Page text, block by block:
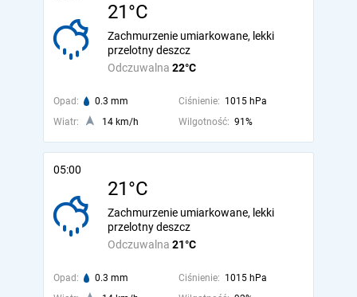
21°C
Odczuwalna 22°C
Zachmurzenie umiarkowane, lekki
przelotny deszcz
Opad: 0.3 mm Ciśnienie: 1015 hPa
Wiatr:
14 km/h Wilgotność: 91%
05:00
21°C
Odczuwalna 21°C
Zachmurzenie umiarkowane, lekki
przelotny deszcz
Opad: 0.3 mm Ciśnienie: 1015 hPa